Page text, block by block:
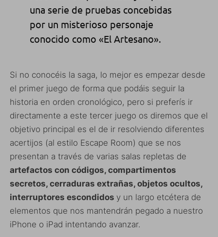
una serie de pruebas concebidas
por un misterioso personaje
conocido como «El Artesano».
Si no conocéis la saga, lo mejor es empezar desde
el primer juego de forma que podáis seguir la
historia en orden cronológico, pero si preferís ir
directamente a este tercer juego os diremos que el
objetivo principal es el de ir resolviendo diferentes
acertijos (al estilo Escape Room) que se nos
presentan a través de varias salas repletas de
artefactos con códigos, compartimentos
secretos, cerraduras extrañas, objetos ocultos,
interruptores escondidos y un largo etcétera de
elementos que nos mantendrán pegado a nuestro
iPhone o iPad intentando avanzar.